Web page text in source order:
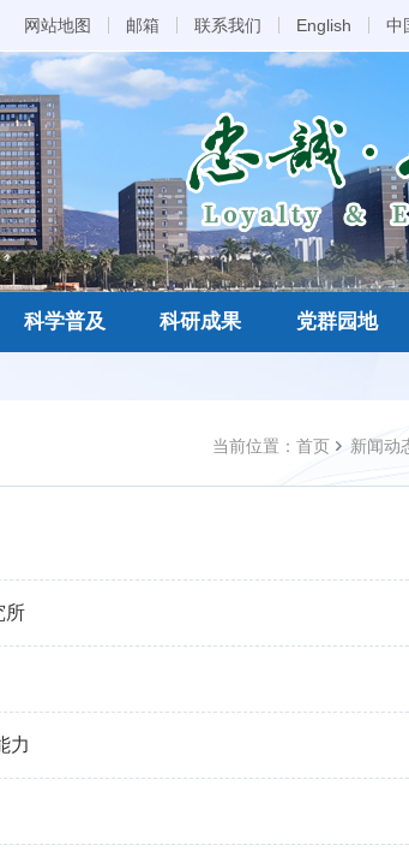
网站地图 邮箱 联系我们 English 中
科学普及 科研成果 党群园地
当前位置： 首页 新闻动
所
力